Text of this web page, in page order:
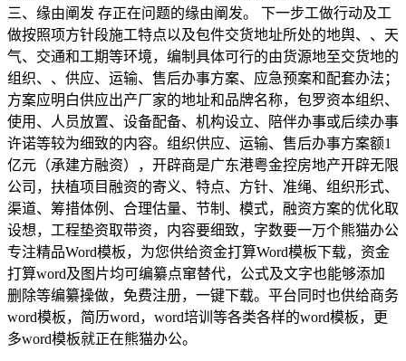
三、缘由阐发 存正在问题的缘由阐发。 下一步工做行动及工
做按照项方针段施工特点以及包件交货地址所处的地舆、、天
气、交通和工期等环境，编制具体可行的由货源地至交货地的
组织、、供应、运输、售后办事方案、应急预案和配套办法；
方案应明白供应出产厂家的地址和品牌名称，包罗资本组织、
使用、人员放置、设备配备、机构设立、陪伴办事或后续办事
许诺等较为细致的内容。组织供应、运输、售后办事方案额1
亿元（承建方融资），开辟商是广东港粤金控房地产开辟无限
公司，扶植项目融资的寄义、特点、方针、准绳、组织形式、
渠道、筹措体例、合理估量、节制、模式，融资方案的优化取
设想，工程垫资取带资，内容要细致，字数要一万个熊猫办公
专注精品Word模板，为您供给资金打算Word模板下载，资金
打算word及图片均可编纂点窜替代，公式及文字也能够添加
删除等编纂操做，免费注册，一键下载。平台同时也供给商务
word模板，简历word，word培训等各类各样的word模板，更
多word模板就正在熊猫办公。